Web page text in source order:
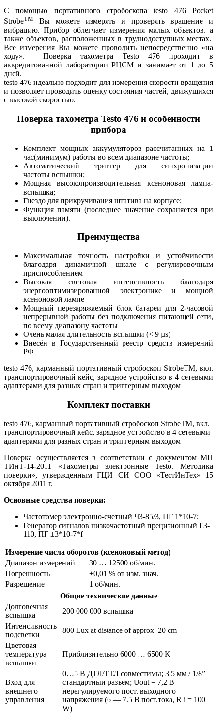
С помощью портативного стробоскопа testo 476 Pocket
StrobeTM
Вы можете измерять и проверять вращение и
вибрацию. Прибор облегчает измерения малых объектов, а
также объектов, расположенных в труднодоступных местах.
Все измерения Вы можете проводить непосредственно «на
ходу». Поверка тахометра Testo 476 проходит в
аккредитованной лаборатории РЦСМ и занимает от 1 до 5
дней.
testo 476 идеально подходит для измерения скорости вращения
и позволяет проводить оценку состояния частей, движущихся
с высокой скоростью.
Поверка тахометра Testo 476 и особенности
прибора
Комплект мощных аккумуляторов рассчитанных на 1
час(минимум) работы во всем диапазоне частоты;
Автоматический триггер для синхронизации
частоты вспышки;
Мощная высокопроизводительная ксеноновая лампа-
вспышка;
Гнездо для прикручивания штатива на корпусе;
Функция памяти (последнее значение сохраняется при
выключении).
Преимущества
Максимальная точность настройки и устойчивости
благодаря динамичной шкале с регулировочным
приспособлением
Высокая световая интенсивность благодаря
энергооптимизированной электронике и мощной
ксеноновой лампе
Мощный перезаряжаемый блок батареи для 2-часовой
непрерывной работы без подключения питающей сети,
по всему диапазону частоты
Очень малая длительность вспышки (< 9 µs)
Внесён в Государственный реестр средств измерений
РФ
testo 476, карманный портативный стробоскоп StrobeTM, вкл.
транспортировочный кейс, зарядное устройство в 4 сетевыми
адаптерами для разных стран и триггерным выходом
Комплект поставки
testo 476, карманный портативный стробоскоп StrobeTM, вкл.
транспортировочный кейс, зарядное устройство в 4 сетевыми
адаптерами для разных стран и триггерным выходом
Поверка осуществляется в соответствии с документом МП
ТИнТ-14-2011 «Тахометры электронные Testo. Методика
поверки», утвержденным ГЦИ СИ ООО «ТестИнТех» 15
октября 2011 г.
Основные средства поверки:
Частотомер электронно-счетный Ч3-85/3, ПГ 1*10-7;
Генератор сигналов низкочастотный прецизионный Г3-
110, ПГ ±3*10-7*f
Измерение числа оборотов (ксеноновый метод)
Диапазон измерений
30 … 12500 об/мин.
Погрешность
±0,01 % от изм. знач.
Разрешение
1 об/мин.
Общие технические данные
Долговечная
вспышка
200 000 000 вспышка
Интенсивность
подсветки
800 Lux at distance of approx. 20 cm
Цветовая
температура
вспышки
Приблизительно 6000 … 6500 K
Вход для
внешнего
управления
0…5 В ДТЛ/ТТЛ совместимы; 3,5 мм / 1/8”
стандартный разъем; Uout = 7,2 В
нерегулируемого пост. выходного
напряжения (6 — 7.5 В пост.тока, R i = 100
W)